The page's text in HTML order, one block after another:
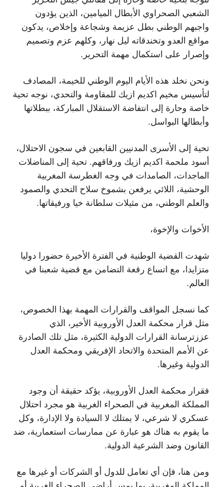
الشعبي الصحراوي الأبطال الميامين، الذين يؤدون
واجبهم الوطني بطل عزيمة وشجاعة وإخلاص، يدكون
مواقع العدو وتخندقاته ليل نهار، وكلهم عزم وتصميم
وإصرار على استكمال مهمة التحرير.
ونحن نخلد هذه الأيام اليوم الوطني للخيمة، المصادف
لتأسيس مخيم اكديم ازيك للمقاومة والتحدي، نوجه تحية
خاصة وحارة إلى انتفاضة الاستقلال المباركة، ببطلاتها
وأبطالها البواسل.
تحية إلى الأسرى المدنيين القابعين في سجون الاحتلال،
أسود ملحمة اكديم ازيك ورفاقهم. تحية إلى المناضلات
الماجدات، الصامدات في وجه الغطرسة المغربية
الوحشية، اللائي يرفعن بشموخ سلاح التحدي والصمود
والعلم الوطني، من مثيلات سلطانة خيا ورفيقاتها.
الأخوات والإخوة،
شهدت القضية الوطنية في الفترة الأخيرة حضورا دوليا
متزايدا، مع اتساع رقعة التضامن مع قضية شعبنا في
العالم.
كما نسجل المواقف والقرارات المهمة بهذا الخصوص،
مثل قرار محكمة العدل الأوروبية الأخير، الذي
عززترسانة القرارات الدولية الكثيرة، مثل تلك الصادرة
عن الأمم المتحدة والاتحاد الإفريقي ومحكمة العدل
الدولية وغيرها.
فقرار محكمة العدل الأوروبية، يؤكد حقيقة أن وجود
المملكة المغربية في الصحراء الغربية هو مجرد احتلال
عسكري لا شرعي، لا يمتلك لا السيادة ولا الإدارة، وكل
ما يقوم به هناك هو عبارة عن ممارسات استعمارية، ضد
القانون وضد الشرعية الدولية.
ومن هنا، فإن أي تعامل للدول أو الشركات أو غيرها مع